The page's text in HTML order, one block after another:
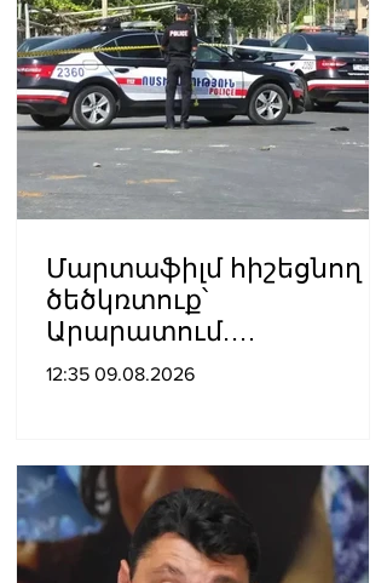
Մարտաֆիլմ հիշեցնող
ծեծկռտուք՝
Արարատում.
Դաշտավանում կան 10-
12:35 09.08.2026